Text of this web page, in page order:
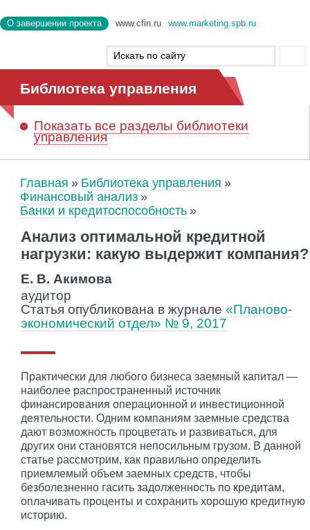
О завершении проекта www.cfin.ru www.marketing.spb.ru
Библиотека управления
Показать все разделы библиотеки
управления
Главная
Библиотека управления
Финансовый анализ
Банки и кредитоспособность
Анализ оптимальной кредитной
нагрузки: какую выдержит компания?
Е. В. Акимова
аудитор
Статья опубликована в журнале «Планово-
экономический отдел» № 9, 2017
Практически для любого бизнеса заемный капитал —
наиболее распространенный источник
финансирования операционной и инвестиционной
деятельности. Одним компаниям заемные средства
дают возможность процветать и развиваться, для
других они становятся непосильным грузом. В данной
статье рассмотрим, как правильно определить
приемлемый объем заемных средств, чтобы
безболезненно гасить задолженность по кредитам,
оплачивать проценты и сохранить хорошую кредитную
историю.